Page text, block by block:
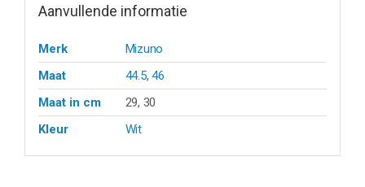
Aanvullende informatie
Merk
Mizuno
Maat
44.5,46
Maat in cm
29, 30
Kleur
Wit